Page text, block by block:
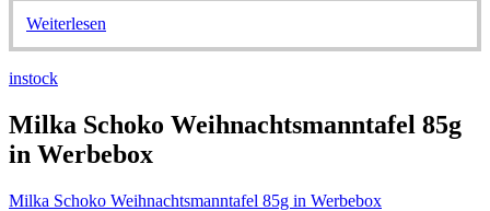
Weiterlesen
instock
Milka Schoko Weihnachtsmanntafel 85g
in Werbebox
Milka Schoko Weihnachtsmanntafel 85g in Werbebox